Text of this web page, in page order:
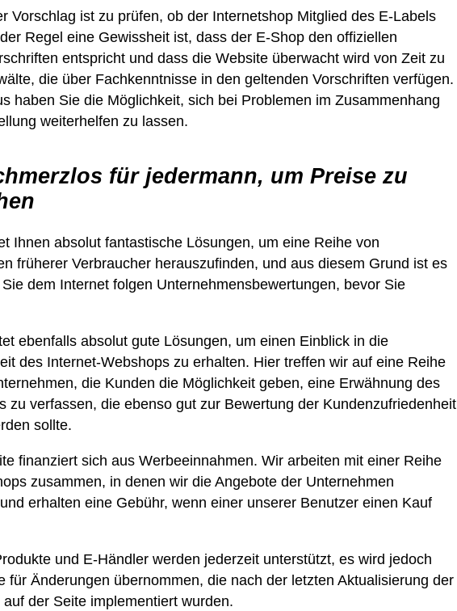
Vorschlag ist zu prüfen, ob der Internetshop Mitglied des E-Labels
Regel eine Gewissheit ist, dass der E-Shop den offiziellen
entspricht und dass die Website überwacht wird von Zeit zu
die über Fachkenntnisse in den geltenden Vorschriften verfügen.
haben Sie die Möglichkeit, sich bei Problemen im Zusammenhang
weiterhelfen zu lassen.
für jedermann, um Preise zu
Ihnen absolut fantastische Lösungen, um eine Reihe von
früherer Verbraucher herauszufinden, und aus diesem Grund ist es
dem Internet folgen Unternehmensbewertungen, bevor Sie
ebenfalls absolut gute Lösungen, um einen Einblick in die
des Internet-Webshops zu erhalten. Hier treffen wir auf eine Reihe
die Kunden die Möglichkeit geben, eine Erwähnung des
zu verfassen, die ebenso gut zur Bewertung der Kundenzufriedenheit
sollte.
finanziert sich aus Werbeeinnahmen. Wir arbeiten mit einer Reihe
zusammen, in denen wir die Angebote der Unternehmen
erhalten eine Gebühr, wenn einer unserer Benutzer einen Kauf
und E-Händler werden jederzeit unterstützt, es wird jedoch
für Änderungen übernommen, die nach der letzten Aktualisierung der
der Seite implementiert wurden.